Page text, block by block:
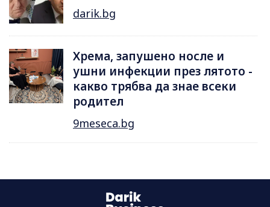
darik.bg
Хрема, запушено носле и
ушни инфекции през лятотo -
какво трябва да знае всеки
родител
9meseca.bg